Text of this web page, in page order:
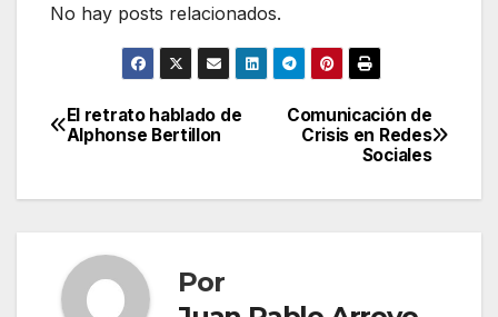
No hay posts relacionados.
Navegación
Comunicación de
Crisis en Redes
Sociales
El retrato hablado de
Alphonse Bertillon
Por